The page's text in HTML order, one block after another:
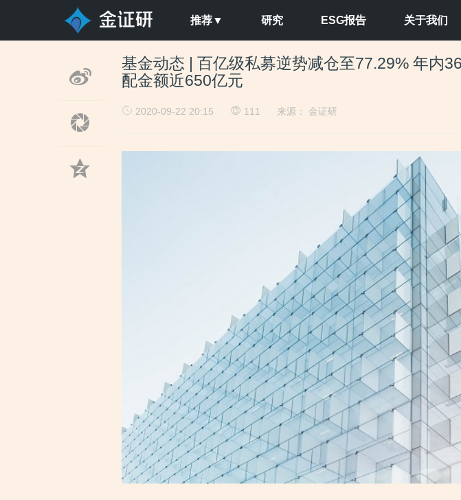
推荐▼ 研究 ESG报告 关于我们
基金动态 | 百亿级私募逆势减仓至77.29% 年内
配金额近650亿元
2020-09-22 20:15 111 来源： 金证研